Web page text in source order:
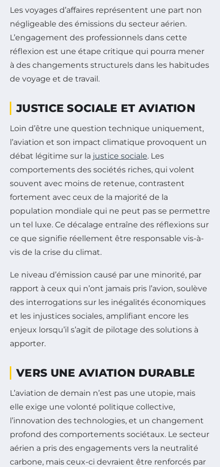
Les voyages d’affaires représentent une part non
négligeable des émissions du secteur aérien.
L’engagement des professionnels dans cette
réflexion est une étape critique qui pourra mener
à des changements structurels dans les habitudes
de voyage et de travail.
JUSTICE SOCIALE ET AVIATION
Loin d’être une question technique uniquement,
l’aviation et son impact climatique provoquent un
débat légitime sur la justice sociale. Les
comportements des sociétés riches, qui volent
souvent avec moins de retenue, contrastent
fortement avec ceux de la majorité de la
population mondiale qui ne peut pas se permettre
un tel luxe. Ce décalage entraîne des réflexions sur
ce que signifie réellement être responsable vis-à-
vis de la crise du climat.
Le niveau d’émission causé par une minorité, par
rapport à ceux qui n’ont jamais pris l’avion, soulève
des interrogations sur les inégalités économiques
et les injustices sociales, amplifiant encore les
enjeux lorsqu’il s’agit de pilotage des solutions à
apporter.
VERS UNE AVIATION DURABLE
L’aviation de demain n’est pas une utopie, mais
elle exige une volonté politique collective,
l’innovation des technologies, et un changement
profond des comportements sociétaux. Le secteur
aérien a pris des engagements vers la neutralité
carbone, mais ceux-ci devraient être renforcés par